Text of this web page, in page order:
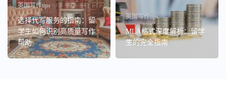
英国写作tips
选择代写服务的指南：留
学生如何识别高质量写作
帮助
英国写作tips
MLA格式深度解析：留学
生的完全指南